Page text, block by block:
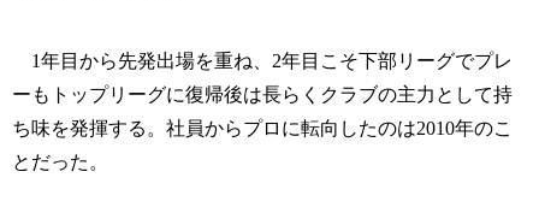
1年目から先発出場を重ね、2年目こそ下部リーグでプレ
ーもトップリーグに復帰後は長らくクラブの主力として持
ち味を発揮する。社員からプロに転向したのは2010年のこ
とだった。